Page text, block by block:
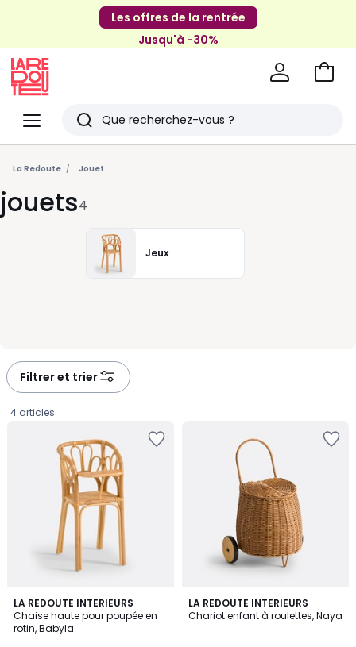
Les offres de la rentrée
Jusqu'à -30%
Menu
Redoute
Rechercher
Derniers
articles
vus
Aller
La Redoute Jouet
jouets4
Jeux
Filtrer et trier
4 articles
LA REDOUTE INTERIEURS
Chaise haute pour poupée en
rotin, Babyla
5
/
5
LA REDOUTE INTERIEURS
Chariot enfant à roulettes, Naya
4,7
/ 5